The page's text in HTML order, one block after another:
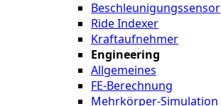
Beschleunigungssensor
Ride Indexer
Kraftaufnehmer
Engineering
Allgemeines
FE-Berechnung
Mehrkörper-Simulation